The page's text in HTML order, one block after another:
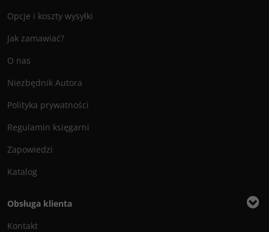
Opcje i koszty wysyłki
Jak zamawiać?
O nas
Niezbędnik Autora
Polityka prywatności
Regulamin księgarni
Zapowiedzi
Katalog
Obsługa klienta
Kontakt